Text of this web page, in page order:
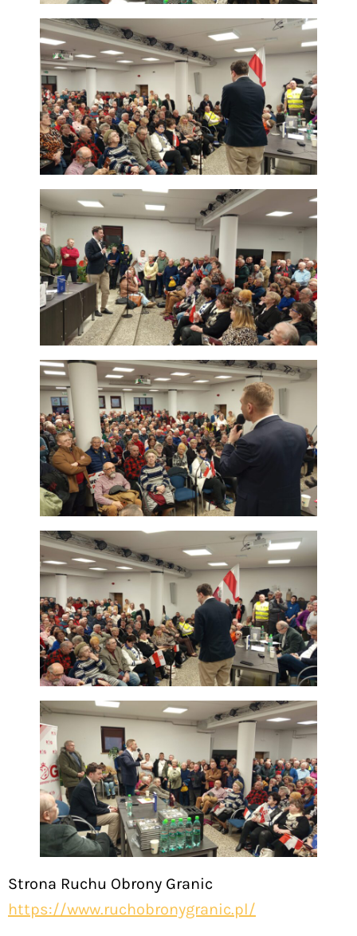
Strona Ruchu Obrony Granic
https://www.ruchobronygranic.pl/